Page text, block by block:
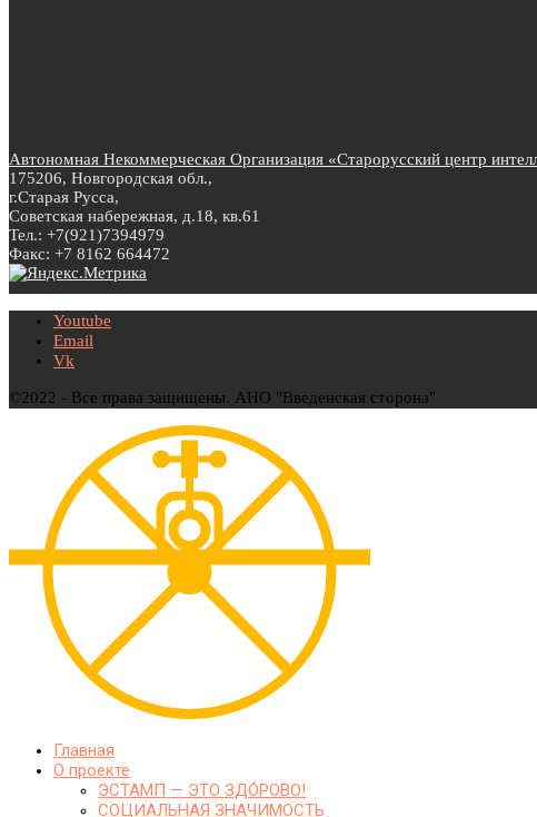
Автономная Некоммерческая Организация «Старорусский центр
175206, Новгородская обл.,
г.Старая Русса,
Советская набережная, д.18, кв.61
Тел.: +7(921)7394979
Факс: +7 8162 664472
Youtube
Email
Vk
©2022 - Все права защищены. АНО "Введенская сторона"
Главная
О проекте
ЭСТАМП — ЭТО ЗДО́РОВО!
СОЦИАЛЬНАЯ ЗНАЧИМОСТЬ